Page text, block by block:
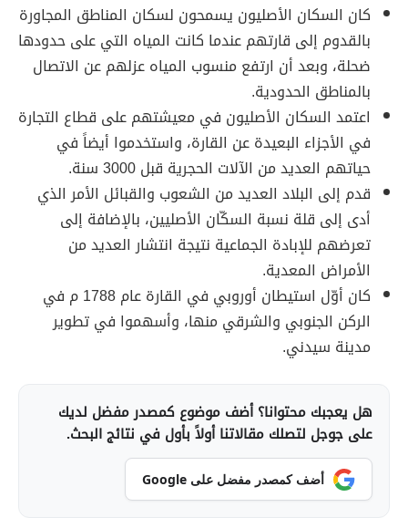
كان السكان الأصليون يسمحون لسكان المناطق المجاورة
بالقدوم إلى قارتهم عندما كانت المياه التي على حدودها
ضحلة، وبعد أن ارتفع منسوب المياه عزلهم عن الاتصال
بالمناطق الحدودية.
اعتمد السكان الأصليون في معيشتهم على قطاع التجارة
في الأجزاء البعيدة عن القارة، واستخدموا أيضاً في
حياتهم العديد من الآلات الحجرية قبل 3000 سنة.
قدم إلى البلاد العديد من الشعوب والقبائل الأمر الذي
أدى إلى قلة نسبة السكّان الأصليين، بالإضافة إلى
تعرضهم للإبادة الجماعية نتيجة انتشار العديد من
الأمراض المعدية.
كان أوّل استيطان أوروبي في القارة عام 1788 م في
الركن الجنوبي والشرقي منها، وأسهموا في تطوير
مدينة سيدني.
هل يعجبك محتوانا؟ أضف موضوع كمصدر مفضل لديك
على جوجل لتصلك مقالاتنا أولاً بأول في نتائج البحث.
أضف كمصدر مفضل على Google